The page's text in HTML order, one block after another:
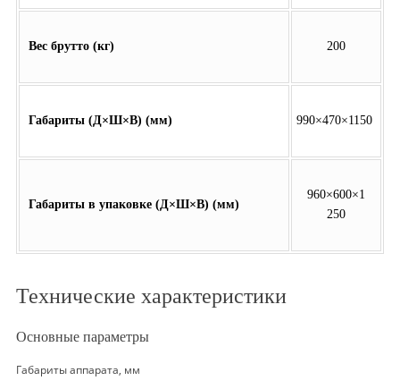
Вес брутто (кг) 200
Габариты (Д×Ш×В) (мм) 990×470×1150
Габариты в упаковке (Д×Ш×В) (мм)
960×600×1
250
Технические характеристики
Основные параметры
Габариты аппарата, мм